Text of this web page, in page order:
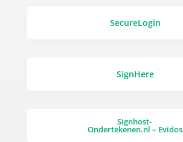
SecureLogin
SignHere
Signhost-
Ondertekenen.nl – Evidos